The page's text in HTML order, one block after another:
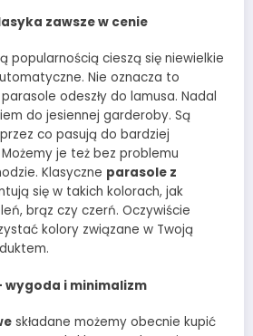
zawsze w cenie
popularnością cieszą się niewielkie
Nie oznacza to
odeszły do lamusa. Nadal
do jesiennej garderoby. Są
co pasują do bardziej
je też bez problemu
Klasyczne parasole z
się w takich kolorach, jak
brąz czy czerń. Oczywiście
kolory związane w Twoją
wygoda i minimalizm
składane możemy obecnie kupić